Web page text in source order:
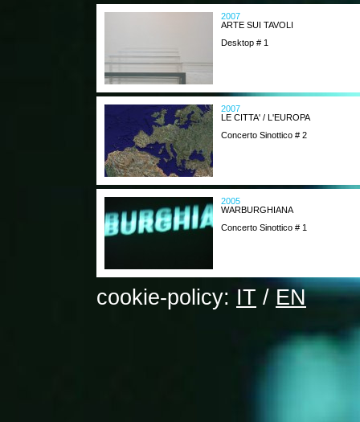
2007
ARTE SUI TAVOLI
Desktop # 1
2007
LE CITTA' / L'EUROPA
Concerto Sinottico # 2
2005
WARBURGHIANA
Concerto Sinottico # 1
cookie-policy: IT / EN